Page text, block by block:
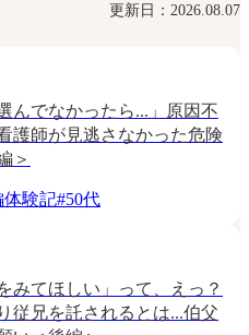
更新日：2026.08.07
んでなかったら...」原因不
護師が見逃さなかった危険
＞
体験記#50代
みてほしい」って、えっ？
従兄を託されるとは...伯父